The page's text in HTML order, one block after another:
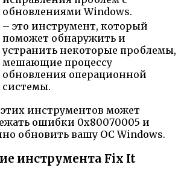
обновлениями Windows.
– это инструмент, который
поможет обнаружить и
устранить некоторые проблемы,
мешающие процессу
обновления операционной
системы.
инструментов может
ошибки 0x80070005 и
обновить вашу ОС Windows.
инструмента Fix It